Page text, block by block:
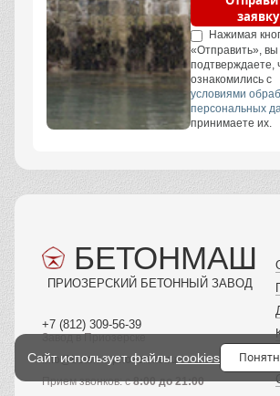
заявку
Нажимая
«Отправить», вы
подтверждаете,
ознакомились с
условиями
персональных
принимаете их.
БЕТОНМАШ
ПРИОЗЕРСКИЙ БЕТОННЫЙ ЗАВОД
+7 (812) 309-56-39
Завод в Приозерске
info@beton-v-priozerske.ru
Прием звонков: с8:00 до 21:00
Сайт использует файлы cookies